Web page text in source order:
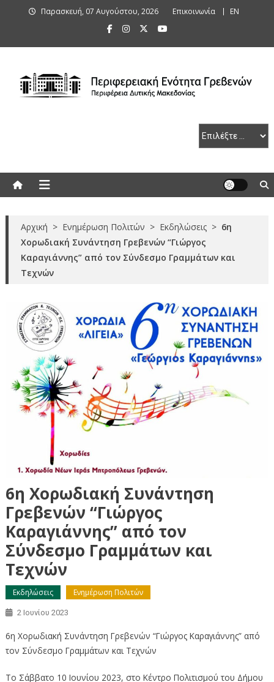
Παρασκευή, 07 Αυγούστου, 2026 Επικοινωνία ΕΝ
Αρχική > Ενημέρωση Πολιτών > Εκδηλώσεις > 6η
Χορωδιακή Συνάντηση Γρεβενών “Γιώργος
Καραγιάννης” από τον Σύνδεσμο Γραμμάτων και
Τεχνών
6η Χορωδιακή Συνάντηση
Γρεβενών “Γιώργος
Καραγιάννης” από τον
Σύνδεσμο Γραμμάτων και
Τεχνών
Εκδηλώσεις Ενημέρωση Πολιτών
2 Ιουνίου 2023
6η Χορωδιακή Συνάντηση Γρεβενών “Γιώργος Καραγιάννης” από
τον Σύνδεσμο Γραμμάτων και Τεχνών
Το Σάββατο 10 Ιουνίου 2023, στο Κέντρο Πολιτισμού του Δήμου